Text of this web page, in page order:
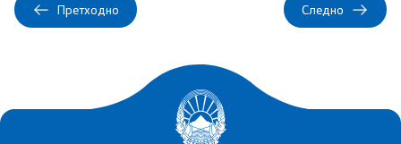
Предлог закони
Претходно Следно